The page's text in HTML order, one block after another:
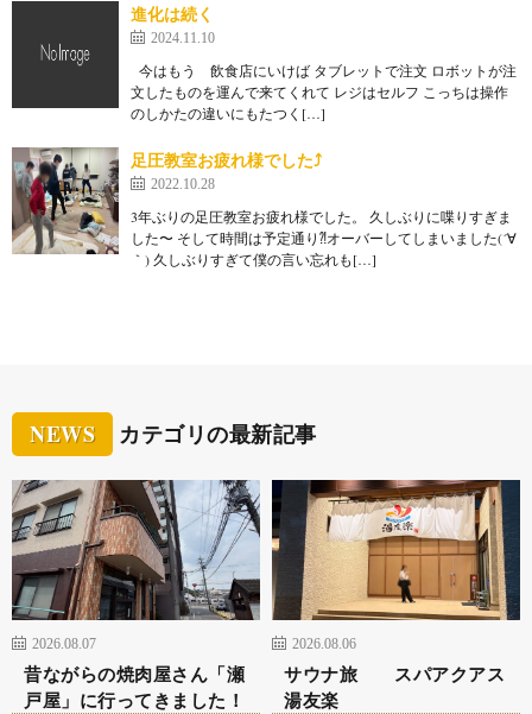
進化は続く
2024.11.10
今はもう 飲食店にいけば タブレットで注文 ロボットが注
文したものを運んで来てくれて レジはセルフ こっちは操作
のしかたの違いにもたつく[…]
足圧教室お疲れ様でした⤴︎
2022.10.28
3年ぶりの足圧教室お疲れ様でした。 久しぶりに喋りすぎま
した〜 そして時間は予定通り⁈オーバーしてしまいました(´∀
｀) 久しぶりすぎて僕の言い忘れも[…]
NEWS カテゴリの最新記事
2026.08.07
昔ながらの焼肉屋さん「瀬
戸屋」に行ってきました！
2026.08.06
サウナ旅 スパアクアス
湯友楽